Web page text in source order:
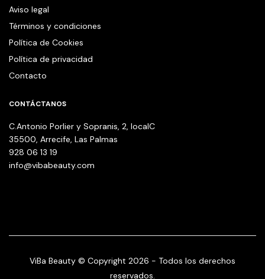
Aviso legal
Términos y condiciones
Política de Cookies
Política de privacidad
Contacto
CONTÁCTANOS
C.Antonio Porlier y Sopranis, 2, localC
35500, Arrecife, Las Palmas
928 06 13 19
info@vibabeauty.com
ViBa Beauty © Copyright 2026 - Todos los derechos
reservados.